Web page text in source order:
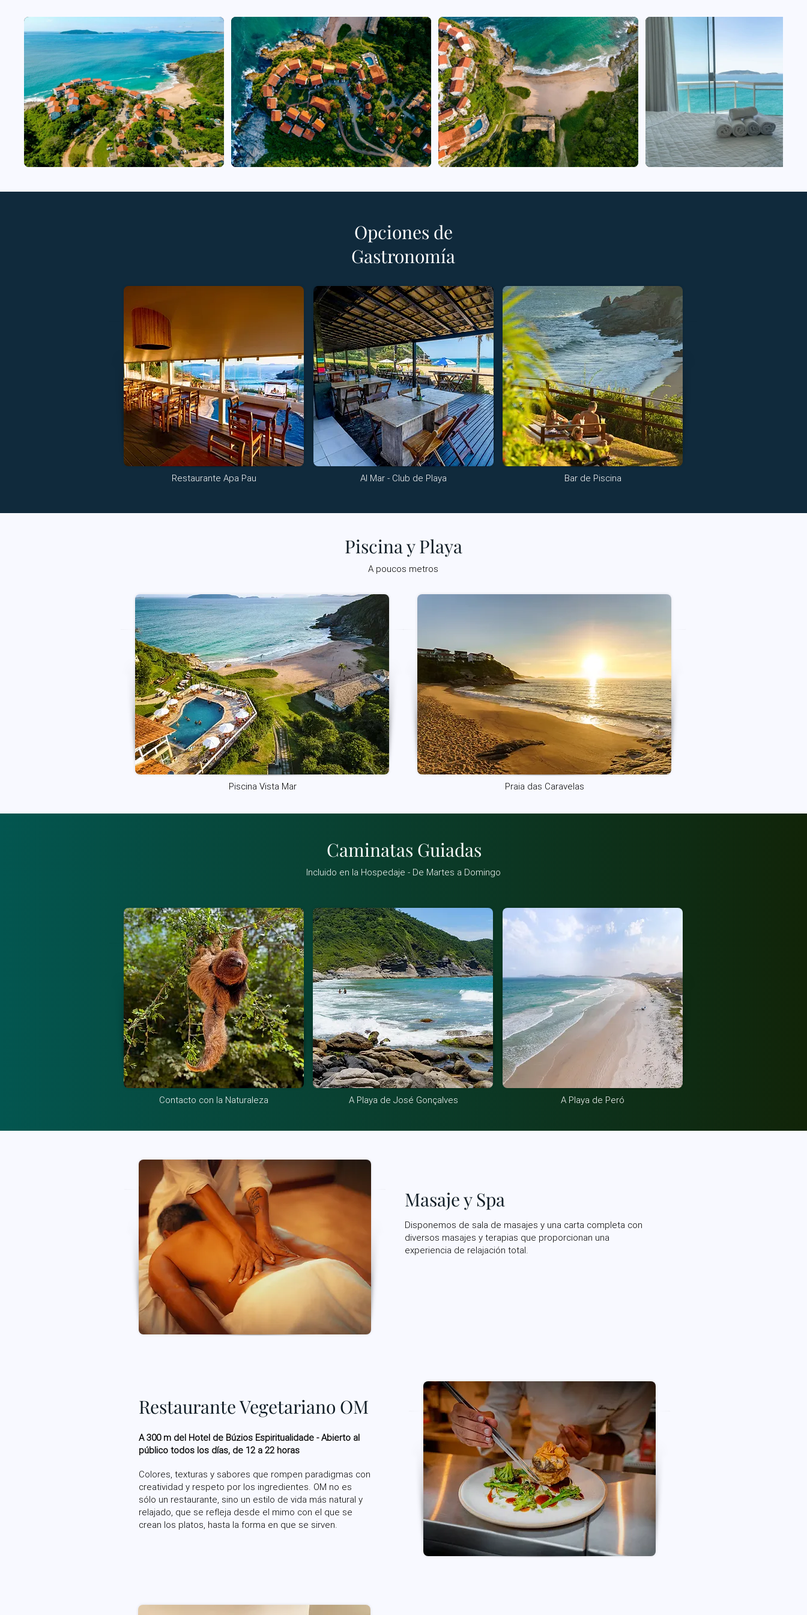
Opciones de
Gastronomía
Restaurante Apa Pau Al Mar - Club de Playa Bar de Piscina
Piscina y Playa
A poucos metros
Piscina Vista Mar Praia das Caravelas
Caminatas Guiadas
Incluido en la Hospedaje - De Martes a Domingo
Contacto con la Naturaleza A Playa de José Gonçalves A Playa de Peró
Masaje y Spa
Disponemos de sala de masajes y una carta completa con
diversos masajes y terapias que proporcionan una
experiencia de relajación total.
Restaurante Vegetariano OM
A 300 m del Hotel de Búzios Espiritualidade - Abierto al
público todos los días, de 12 a 22 horas
Colores, texturas y sabores que rompen paradigmas con
creatividad y respeto por los ingredientes. OM no es
sólo un restaurante, sino un estilo de vida más natural y
relajado, que se refleja desde el mimo con el que se
crean los platos, hasta la forma en que se sirven.